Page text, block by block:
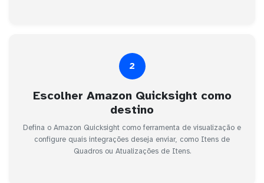
2
Escolher Amazon Quicksight como
destino
Defina o Amazon Quicksight como ferramenta de visualização e
configure quais integrações deseja enviar, como Itens de
Quadros ou Atualizações de Itens.